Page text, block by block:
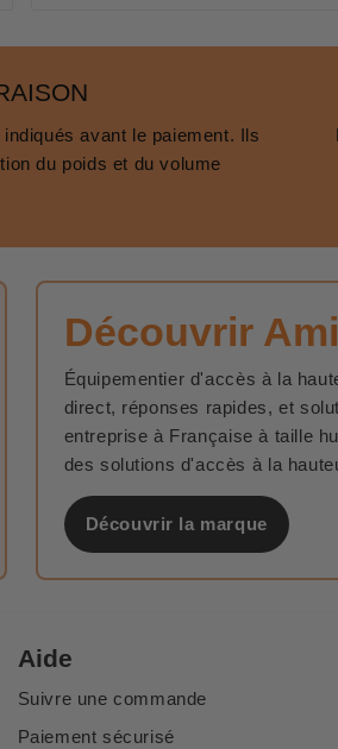
avant le paiement. Ils
du poids et du volume
Découvrir
Équipementier d'accès à la
direct, réponses rapides, et
entreprise à Française à taille
des solutions d'accès à la
Découvrir la marque
Aide
Suivre une commande
Paiement sécurisé